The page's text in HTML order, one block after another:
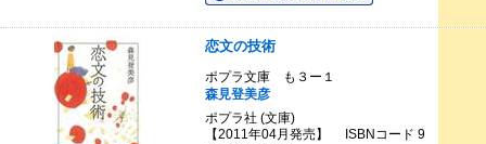
恋文の技術
ポプラ文庫 も３ー１
森見登美彦
ポプラ社 (文庫)
【2011年04月発売】 ISBNコード 9